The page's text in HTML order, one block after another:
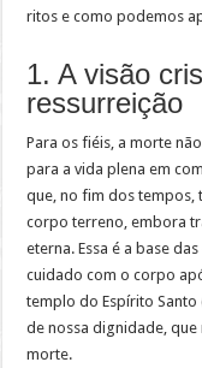
ritos e como podemos
1. A visão
ressurreição
Para os fiéis, a morte
para a vida plena em
que, no fim dos tempos,
corpo terreno, embora
eterna. Essa é a base
cuidado com o corpo
templo do Espírito Santo
de nossa dignidade,
morte.